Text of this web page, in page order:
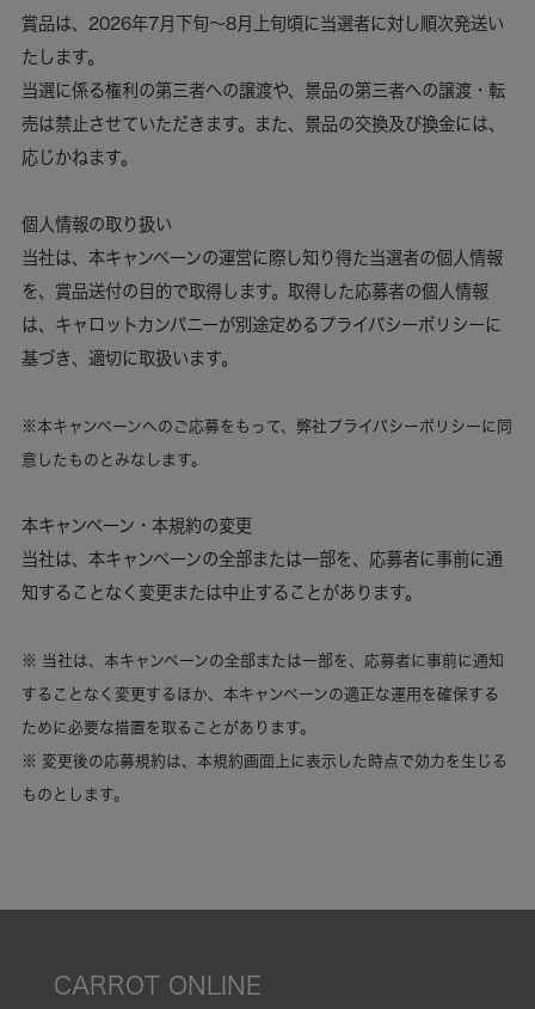
賞品は、2026年7月下旬〜8月上旬頃に当選者に対し順次発送い
たします。
当選に係る権利の第三者への譲渡や、景品の第三者への譲渡・転
売は禁止させていただきます。また、景品の交換及び換金には、
応じかねます。
個人情報の取り扱い
当社は、本キャンペーンの運営に際し知り得た当選者の個人情報
を、賞品送付の目的で取得します。取得した応募者の個人情報
は、キャロットカンパニーが別途定めるプライバシーポリシーに
基づき、適切に取扱います。
※本キャンペーンへのご応募をもって、弊社プライバシーポリシーに同
意したものとみなします。
本キャンペーン・本規約の変更
当社は、本キャンペーンの全部または一部を、応募者に事前に通
知することなく変更または中止することがあります。
※ 当社は、本キャンペーンの全部または一部を、応募者に事前に通知
することなく変更するほか、本キャンペーンの適正な運用を確保する
ために必要な措置を取ることがあります。
※ 変更後の応募規約は、本規約画面上に表示した時点で効力を生じる
ものとします。
CARROT ONLINE